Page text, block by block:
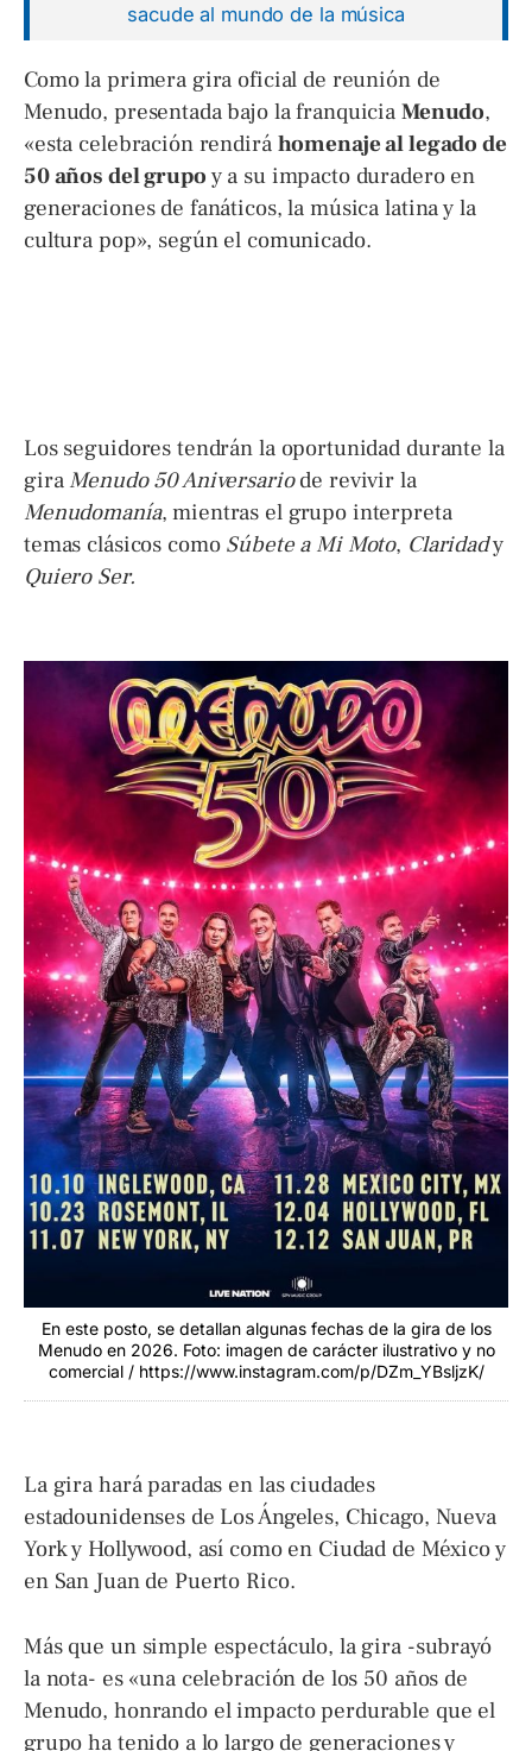
sacude al mundo de la música
Como la primera gira oficial de reunión de
Menudo, presentada bajo la franquicia Menudo,
«esta celebración rendirá homenaje al legado de
50 años del grupo y a su impacto duradero en
generaciones de fanáticos, la música latina y la
cultura pop», según el comunicado.
Los seguidores tendrán la oportunidad durante la
gira Menudo 50 Aniversariode revivir la
Menudomanía, mientras el grupo interpreta
temas clásicos como Súbete a Mi Moto, Claridady
Quiero Ser.
En este posto, se detallan algunas fechas de la gira de los
Menudo en 2026. Foto: imagen de carácter ilustrativo y no
comercial / https://www.instagram.com/p/DZm_YBsljzK/
La gira hará paradas en las ciudades
estadounidenses de Los Ángeles, Chicago, Nueva
York y Hollywood, así como en Ciudad de México y
en San Juan de Puerto Rico.
Más que un simple espectáculo, la gira -subrayó
la nota- es «una celebración de los 50 años de
Menudo, honrando el impacto perdurable que el
grupo ha tenido a lo largo de generaciones y